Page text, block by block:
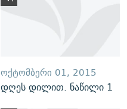
ᲝᲥᲢᲝᲛᲑᲔᲠᲘ 01, 2015
დღეს დილით. ნაწილი 1